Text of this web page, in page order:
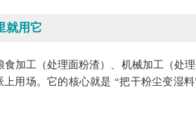
就用它
加工（处理面粉渣）、机械加工（处
用场。它的核心就是 “把干粉尘变湿